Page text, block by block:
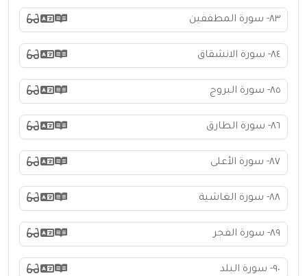
٨٣- سورة المطففين
٨٤- سورة الانشقاق
٨٥- سورة البروج
٨٦- سورة الطارق
٨٧- سورة الأعلى
٨٨- سورة الغاشية
٨٩- سورة الفجر
٩٠- سورة البلد